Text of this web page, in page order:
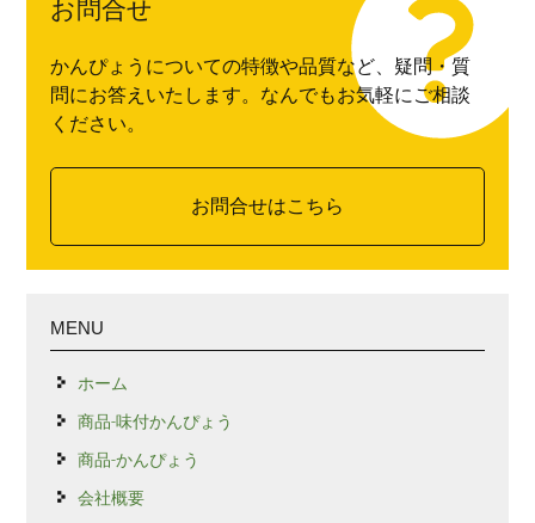
お問合せ
かんぴょうについての特徴や品質など、疑問・質
問にお答えいたします。なんでもお気軽にご相談
ください。
お問合せはこちら
MENU
ホーム
商品-味付かんぴょう
商品-かんぴょう
会社概要